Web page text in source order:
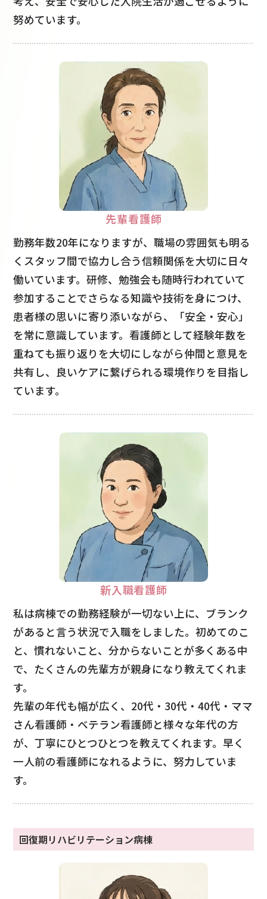
努めています。
先輩看護師
勤務年数20年になりますが、職場の雰囲気も明る
くスタッフ間で協力し合う信頼関係を大切に日々
働いています。研修、勉強会も随時行われていて
参加することでさらなる知識や技術を身につけ、
患者様の思いに寄り添いながら、「安全・安心」
を常に意識しています。看護師として経験年数を
重ねても振り返りを大切にしながら仲間と意見を
共有し、良いケアに繋げられる環境作りを目指し
ています。
新入職看護師
私は病棟での勤務経験が一切ない上に、ブランク
があると言う状況で入職をしました。初めてのこ
と、慣れないこと、分からないことが多くある中
で、たくさんの先輩方が親身になり教えてくれま
す。
先輩の年代も幅が広く、20代・30代・40代・ママ
さん看護師・ベテラン看護師と様々な年代の方
が、丁寧にひとつひとつを教えてくれます。早く
一人前の看護師になれるように、努力していま
す。
回復期リハビリテーション病棟